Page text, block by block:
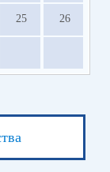
25 26